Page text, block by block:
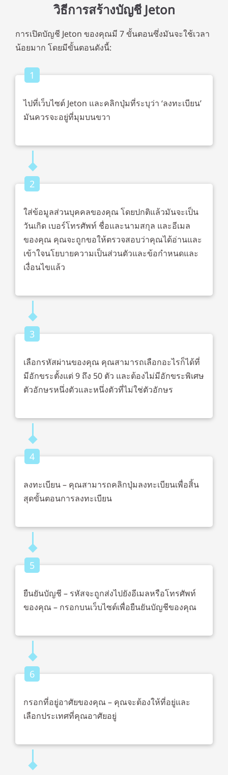
วิธีการสร้างบัญชี Jeton
การเปิดบัญชี Jeton ของคุณมี 7 ขั้นตอนซึ่งมันจะใช้เวลา
น้อยมาก โดยมีขั้นตอนดังนี้:
1
ไปที่เว็บไซต์ Jeton และคลิกปุ่มที่ระบุว่า ‘ลงทะเบียน’
มันควรจะอยู่ที่มุมบนขวา
2
ใส่ข้อมูลส่วนบุคคลของคุณ โดยปกติแล้วมันจะเป็น
วันเกิด เบอร์โทรศัพท์ ชื่อและนามสกุล และอีเมล
ของคุณ คุณจะถูกขอให้ตรวจสอบว่าคุณได้อ่านและ
เข้าใจนโยบายความเป็นส่วนตัวและข้อกำหนดและ
เงื่อนไขแล้ว
3
เลือกรหัสผ่านของคุณ คุณสามารถเลือกอะไรก็ได้ที่
มีอักขระตั้งแต่ 9 ถึง 50 ตัว และต้องไม่มีอักขระพิเศษ
ตัวอักษรหนึ่งตัวและหนึ่งตัวที่ไม่ใช่ตัวอักษร
4
ลงทะเบียน – คุณสามารถคลิกปุ่มลงทะเบียนเพื่อสิ้น
สุดขั้นตอนการลงทะเบียน
5
ยืนยันบัญชี – รหัสจะถูกส่งไปยังอีเมลหรือโทรศัพท์
ของคุณ – กรอกบนเว็บไซต์เพื่อยืนยันบัญชีของคุณ
6
กรอกที่อยู่อาศัยของคุณ – คุณจะต้องให้ที่อยู่และ
เลือกประเทศที่คุณอาศัยอยู่